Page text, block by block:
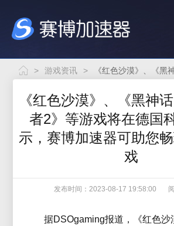
> 游戏资讯 >
《红色沙漠》、《黑神
者2》等游戏将在德国
示，赛博加速器可助您
戏
发布时间：2023-08-17 19:58:00
据DSOgaming报道，《红色沙